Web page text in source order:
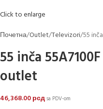
Click to enlarge
Почетна Outlet Televizori 55
55 inča
outlet
46,368.00рсдsa PDV-om